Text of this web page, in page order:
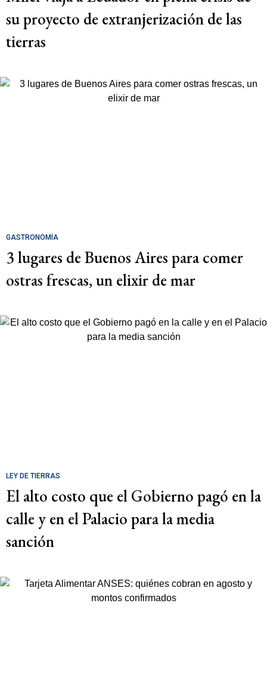
su proyecto de extranjerización de las
tierras
GASTRONOMÍA
3 lugares de Buenos Aires para comer
ostras frescas, un elixir de mar
LEY DE TIERRAS
El alto costo que el Gobierno pagó en la
calle y en el Palacio para la media
sanción